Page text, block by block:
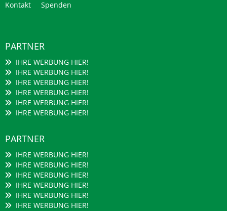
Kontakt Spenden
PARTNER
IHRE WERBUNG HIER!
IHRE WERBUNG HIER!
IHRE WERBUNG HIER!
IHRE WERBUNG HIER!
IHRE WERBUNG HIER!
IHRE WERBUNG HIER!
PARTNER
IHRE WERBUNG HIER!
IHRE WERBUNG HIER!
IHRE WERBUNG HIER!
IHRE WERBUNG HIER!
IHRE WERBUNG HIER!
IHRE WERBUNG HIER!